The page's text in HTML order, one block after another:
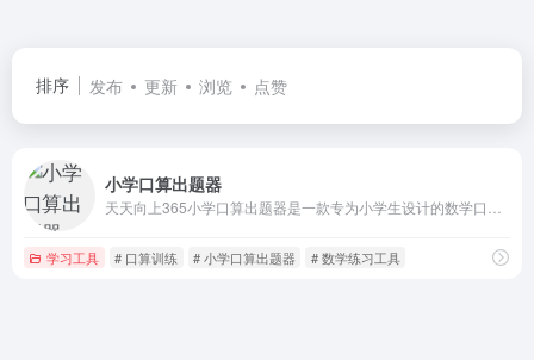
排序 发布 更新 浏览 点赞
小学口算出题器
学习工具 # 口算训练 # 小学口算出题器 # 数学练习工具